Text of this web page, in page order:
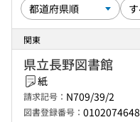
関東
県立長野図書館
紙
請求記号： N709/39/2
図書登録番号： 0102074648